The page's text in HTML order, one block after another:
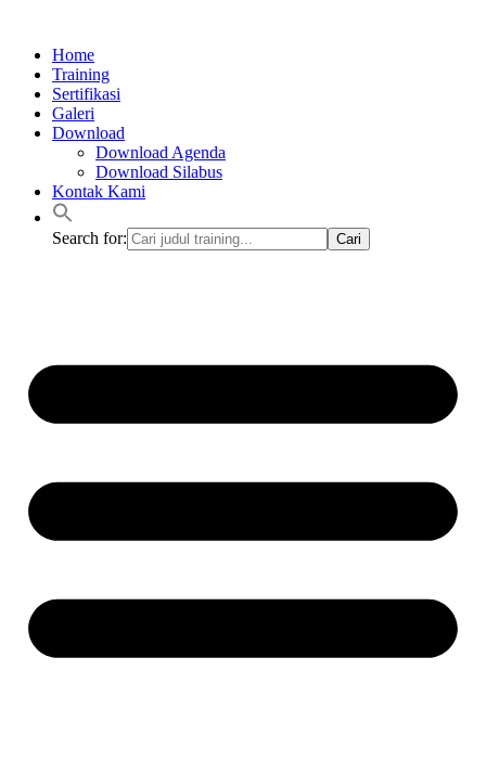
kontenHome
Training
Sertifikasi
Galeri
Download
Download Agenda
Download Silabus
Kontak Kami
Search for: